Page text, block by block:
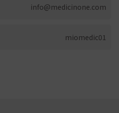
info@medicinone.com
miomedic01